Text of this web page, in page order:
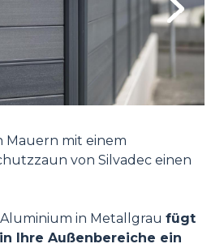
Next
Mauern mit einem
von Silvadec einen
in Metallgrau fügt
Ihre Außenbereiche ein